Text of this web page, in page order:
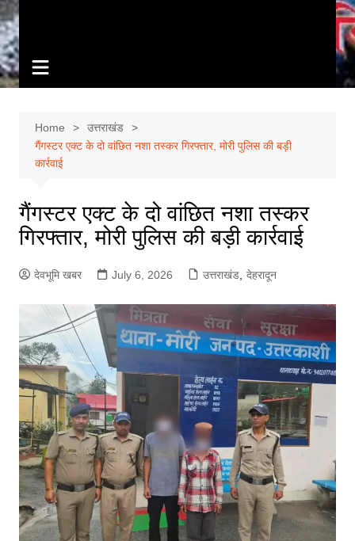
Home
उत्तराखंड
गैंगस्टर एक्ट के दो वांछित नशा तस्कर गिरफ्तार, मोरी पुलिस की बड़ी
कार्रवाई
गैंगस्टर एक्ट के दो वांछित नशा तस्कर
गिरफ्तार, मोरी पुलिस की बड़ी कार्रवाई
देवभूमि खबर July 6, 2026 उत्तराखंड, देहरादून